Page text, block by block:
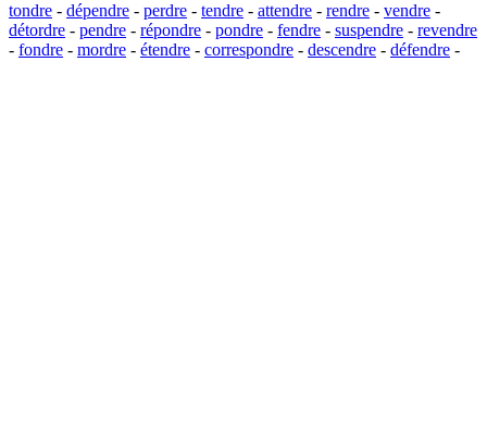
tondre - dépendre - perdre - tendre - attendre - rendre - vendre -
détordre - pendre - répondre - pondre - fendre - suspendre - revendre
- fondre - mordre - étendre - correspondre - descendre - défendre -